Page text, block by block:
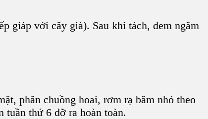
giáp với cây già). Sau khi tách, đem ngâm
phân chuồng hoai, rơm rạ băm nhỏ theo
tuần thứ 6 dỡ ra hoàn toàn.